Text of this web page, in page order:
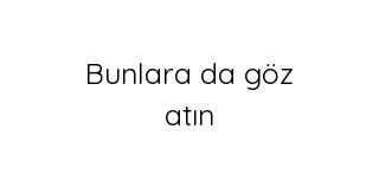
Bunlara da göz
atın